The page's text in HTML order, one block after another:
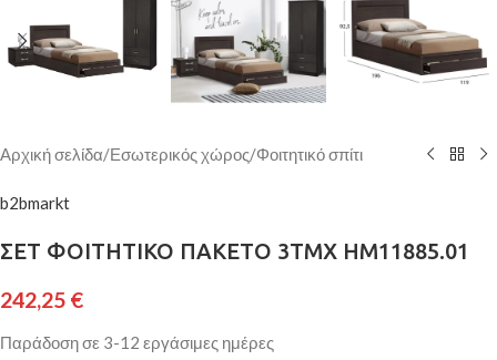
Αρχική σελίδα/Εσωτερικός χώρος/Φοιτητικό σπίτι
b2bmarkt
ΣΕΤ ΦΟΙΤΗΤΙΚΟ ΠΑΚΕΤΟ 3ΤΜΧ HM11885.01
242,25 €
Παράδοση σε 3-12 εργάσιμες ημέρες